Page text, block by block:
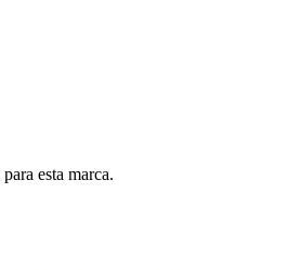
esta marca.